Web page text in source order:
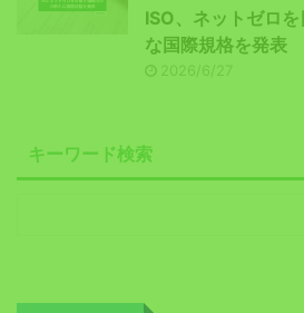
ISO、ネットゼロ
な国際規格を発表
2026/6/27
キーワード検索